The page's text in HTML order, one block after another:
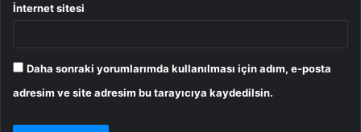
İnternet sitesi
Daha sonraki yorumlarımda kullanılması için adım, e-posta
adresim ve site adresim bu tarayıcıya kaydedilsin.